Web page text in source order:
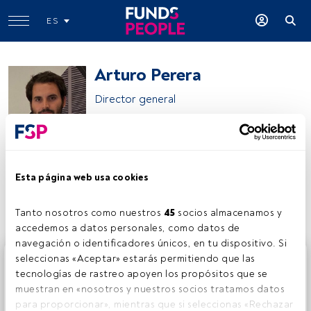
Esta página web usa cookies
Tanto nosotros como nuestros 45 socios almacenamos y
accedemos a datos personales, como datos de
navegación o identificadores únicos, en tu dispositivo. Si
seleccionas «Aceptar» estarás permitiendo que las
tecnologías de rastreo apoyen los propósitos que se
muestran en «nosotros y nuestros socios tratamos datos
para proporcionar», mientras que si seleccionas «Rechazar
ES
Arturo Perera
Director general
Compartir:
Este es un artículo exclusivo para los usuarios registrados
de FundsPeople. Si ya estás registrado, accede desde el
botón Login. Si aún no tienes cuenta, te invitamos a
registrarte y disfrutar de todo el universo que ofrece